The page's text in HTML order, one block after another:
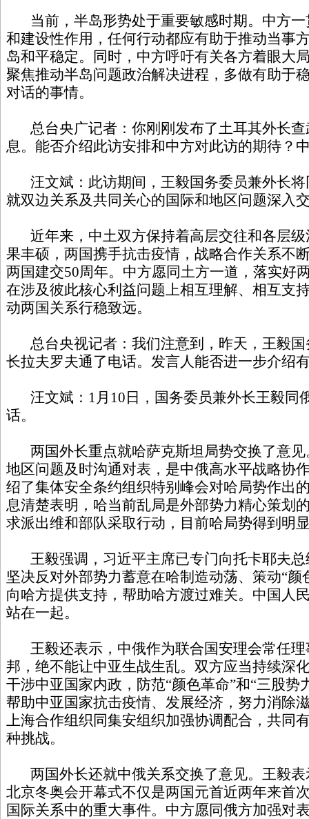
当前，半岛形势处于重要敏感时期。中方一
和建设性作用，任何行动都应有助于推动当事
岛和平稳定。同时，中方呼吁有关各方着眼大
聚焦推动半岛问题政治解决进程，多做有助于
对话的事情。
总台央广记者：你刚刚发布了土耳其外长查
息。能否介绍此访安排和中方对此访的期待？
汪文斌：此访期间，王毅国务委员兼外长将
就双边关系及共同关心的国际和地区问题深入
近年来，中土双方保持着高层交往和各层级
果丰硕，两国携手抗击疫情，战略合作关系不
两国建交50周年。中方愿同土方一道，落实好
在涉及彼此核心利益问题上相互理解、相互支
动两国关系行稳致远。
总台央视记者：我们注意到，昨天，王毅国
长拉夫罗夫通了电话。发言人能否进一步介绍
汪文斌：1月10日，国务委员兼外长王毅同
话。
两国外长重点就哈萨克斯坦局势交换了意见
地区问题及时沟通对表，是中俄高水平战略协
绍了集体安全条约组织特别峰会对哈局势作出
息清楚表明，哈当前乱局是外部势力精心策划
求派出维和部队采取行动，目前哈局势得到明
王毅强调，习近平主席已专门向托卡耶夫总
坚决反对外部势力蓄意在哈制造动荡、策动“颜
向哈方提供支持，帮助哈方渡过难关。中国人
站在一起。
王毅还表示，中俄作为联合国安理会常任理
邦，绝不能让中亚生战生乱。双方应当持续深
干涉中亚国家内政，防范“颜色革命”和“三股势
帮助中亚国家抗击疫情、发展经济，努力消除
上海合作组织同集安组织加强协调配合，共同
种挑战。
两国外长还就中俄关系交换了意见。王毅表
北京冬奥会开幕式不仅是两国元首近两年来首
国际关系中的重大事件。中方愿同俄方加强对